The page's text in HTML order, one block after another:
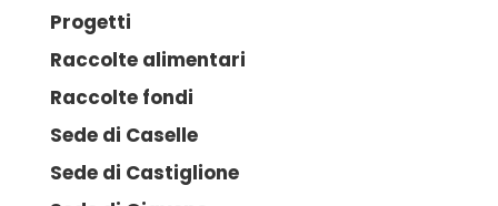
Progetti
Raccolte alimentari
Raccolte fondi
Sede di Caselle
Sede di Castiglione